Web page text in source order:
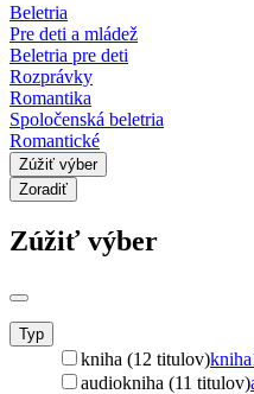
Beletria
Pre deti a mládež
Beletria pre deti
Rozprávky
Romantika
Spoločenská beletria
Romantické
Zúžiť výber
Zoradiť
Zúžiť výber
Typ
kniha (12 titulov)kniha
audiokniha (11 titulov)